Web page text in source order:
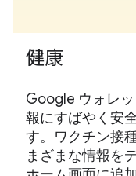
健康
Google ウォレ
報にすばやく安
す。ワクチン接
まざまな情報を